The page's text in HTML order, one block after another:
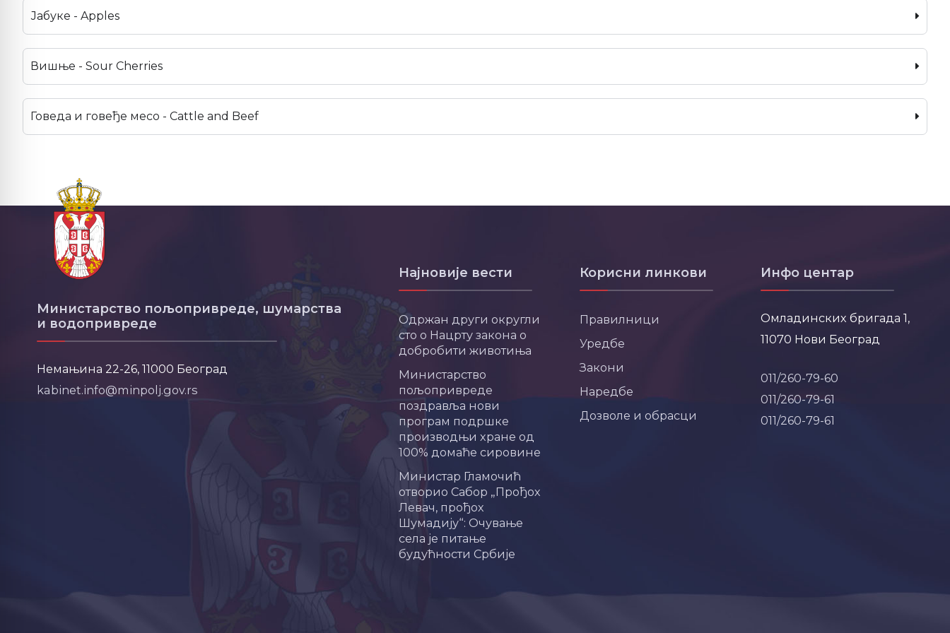
Јабуке - Apples
Вишње - Sour Cherries
Говеда и говеђе месо - Cattle and Beef
Министарство пољопривреде, шумарства
и водопривреде
Немањина 22-26, 11000 Београд
kabinet.info@minpolj.gov.rs
Најновије вести
Одржан други округли
сто о Нацрту закона о
добробити животиња
Министарство
пољопривреде
поздравља нови
програм подршке
производњи хране од
100% домаће сировине
Министар Гламочић
отворио Сабор „Прођох
Левач, прођох
Шумадију“: Очување
села је питање
будућности Србије
Корисни линкови
Правилници
Уредбе
Закони
Наредбе
Дозволе и обрасци
Инфо центар
Омладинских бригада 1,
11070 Нови Београд
011/260-79-60
011/260-79-61
011/260-79-61